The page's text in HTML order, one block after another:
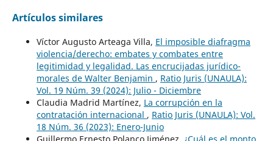
Artículos similares
Víctor Augusto Arteaga Villa, El imposible diafragma
violencia/derecho: embates y combates entre
legitimidad y legalidad. Las encrucijadas jurídico-
morales de Walter Benjamin , Ratio Juris (UNAULA):
Vol. 19 Núm. 39 (2024): Julio - Diciembre
Claudia Madrid Martínez, La corrupción en la
contratación internacional , Ratio Juris (UNAULA): Vol.
18 Núm. 36 (2023): Enero-Junio